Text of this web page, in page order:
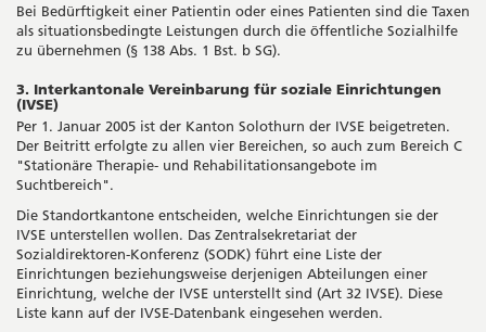
Bei Bedürftigkeit einer Patientin oder eines Patienten sind die Taxen
als situationsbedingte Leistungen durch die öffentliche Sozialhilfe
zu übernehmen (§ 138 Abs. 1 Bst. b SG).
3. Interkantonale Vereinbarung für soziale Einrichtungen
(IVSE)
Per 1. Januar 2005 ist der Kanton Solothurn der IVSE beigetreten.
Der Beitritt erfolgte zu allen vier Bereichen, so auch zum Bereich C
"Stationäre Therapie- und Rehabilitationsangebote im
Suchtbereich".
Die Standortkantone entscheiden, welche Einrichtungen sie der
IVSE unterstellen wollen. Das Zentralsekretariat der
Sozialdirektoren-Konferenz (SODK) führt eine Liste der
Einrichtungen beziehungsweise derjenigen Abteilungen einer
Einrichtung, welche der IVSE unterstellt sind (Art 32 IVSE). Diese
Liste kann auf der IVSE-Datenbank eingesehen werden.